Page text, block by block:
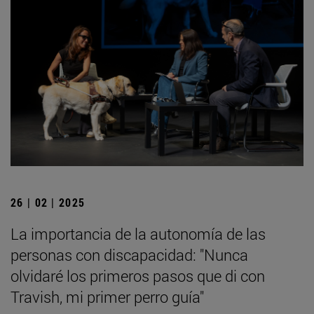
26 | 02 | 2025
La importancia de la autonomía de las
personas con discapacidad: "Nunca
olvidaré los primeros pasos que di con
Travish, mi primer perro guía"